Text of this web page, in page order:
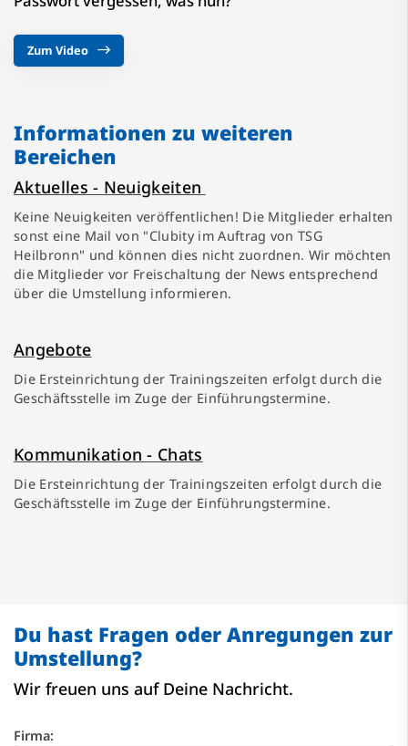
Zum Video
Informationen zu weiteren
Bereichen
Aktuelles - Neuigkeiten
Keine Neuigkeiten veröffentlichen! Die Mitglieder erhalten
sonst eine Mail von "Clubity im Auftrag von TSG
Heilbronn" und können dies nicht zuordnen. Wir möchten
die Mitglieder vor Freischaltung der News entsprechend
über die Umstellung informieren.
Angebote
Die Ersteinrichtung der Trainingszeiten erfolgt durch die
Geschäftsstelle im Zuge der Einführungstermine.
Kommunikation - Chats
Die Ersteinrichtung der Trainingszeiten erfolgt durch die
Geschäftsstelle im Zuge der Einführungstermine.
Du hast Fragen oder Anregungen zur
Umstellung?
Wir freuen uns auf Deine Nachricht.
Firma: